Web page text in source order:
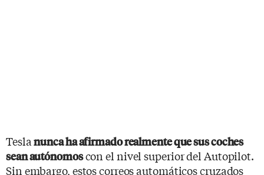
Teslanunca ha afirmado realmente que sus coches
sean autónomoscon el nivel superior del Autopilot.
Sin embargo, estos correos automáticos cruzados